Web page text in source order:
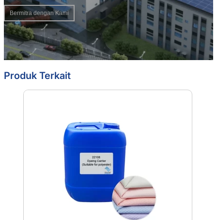
Bermitra dengan Kami
Produk Terkait